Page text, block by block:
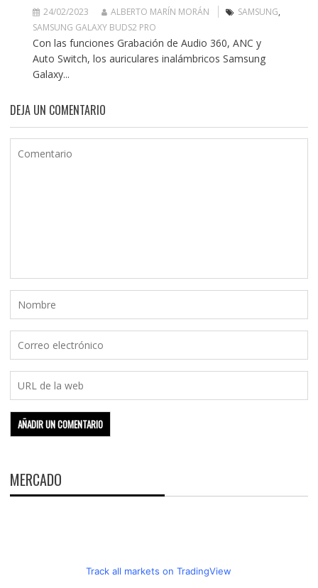
24/02/2023 ALBERTO MARÍN MORÁN SAMSUNG,
SAMSUNG GALAXY BUDS2 PRO
Con las funciones Grabación de Audio 360, ANC y
Auto Switch, los auriculares inalámbricos Samsung
Galaxy...
DEJA UN COMENTARIO
MERCADO
Track all markets on TradingView